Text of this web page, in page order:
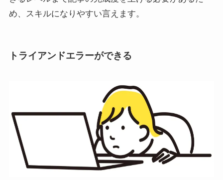
め、スキルになりやすい言えます。
トライアンドエラーができる